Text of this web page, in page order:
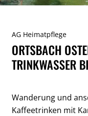
AG Heimatpflege
ORTSBACH
TRINKWASSER
Wanderung und
Kaffeetrinken mit